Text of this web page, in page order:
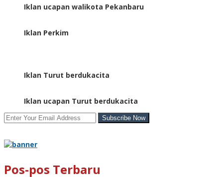
Iklan ucapan walikota Pekanbaru
Iklan Perkim
Iklan Turut berdukacita
Iklan ucapan Turut berdukacita
Pos-pos Terbaru